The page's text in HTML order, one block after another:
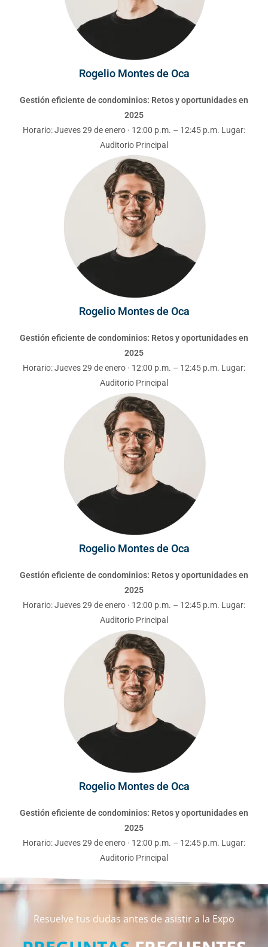
Rogelio Montes de Oca
Gestión eficiente de condominios: Retos y oportunidades en
2025
Horario: Jueves 29 de enero · 12:00 p.m. – 12:45 p.m. Lugar:
Auditorio Principal
Rogelio Montes de Oca
Gestión eficiente de condominios: Retos y oportunidades en
2025
Horario: Jueves 29 de enero · 12:00 p.m. – 12:45 p.m. Lugar:
Auditorio Principal
Rogelio Montes de Oca
Gestión eficiente de condominios: Retos y oportunidades en
2025
Horario: Jueves 29 de enero · 12:00 p.m. – 12:45 p.m. Lugar:
Auditorio Principal
Rogelio Montes de Oca
Gestión eficiente de condominios: Retos y oportunidades en
2025
Horario: Jueves 29 de enero · 12:00 p.m. – 12:45 p.m. Lugar:
Auditorio Principal
Resuelve tus dudas antes de asistir a la Expo
PREGUNTAS FRECUENTES